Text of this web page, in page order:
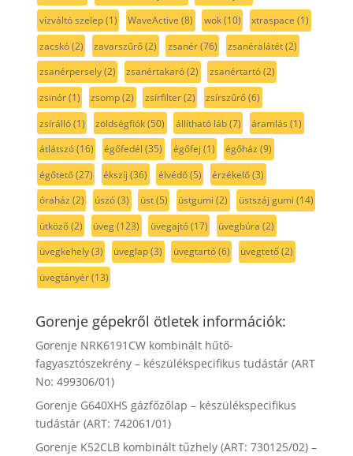
vízváltó szelep(1) WaveActive (8) wok(10) xtraspace (1)
zacskó(2) zavarszűrő(2) zsanér(76) zsanéralátét(2)
zsanérpersely(2) zsanértakaró(2) zsanértartó(2)
zsinór(1) zsomp(2) zsírfilter(2) zsírszűrő(6)
zsírálló(1) zöldségfiók(50) állítható láb(7) áramlás (1)
átlátszó(16) égőfedél (35) égőfej (1) égőház (9)
égőtető(27) ékszíj (36) élvédő(5) érzékelő(3)
óraház (2) úszó(3) üst(5) üstgumi (2) üstszáj gumi (14)
ütköző(2) üveg(123) üvegajtó(17) üvegbúra (2)
üvegkehely(3) üveglap(3) üvegtartó(6) üvegtető(2)
üvegtányér(13)
Gorenje gépekről ötletek információk:
Gorenje NRK6191CW kombinált hűtő-
fagyasztószekrény – készülékspecifikus tudástár (ART
No: 499306/01)
Gorenje G640XHS gázfőzőlap – készülékspecifikus
tudástár (ART: 742061/01)
Gorenje K52CLB kombinált tűzhely (ART: 730125/02) –